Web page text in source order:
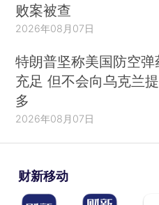
败案被查
2026年08月07日
特朗普坚称美国防空弹
充足 但不会向乌克兰
多
2026年08月07日
财新移动